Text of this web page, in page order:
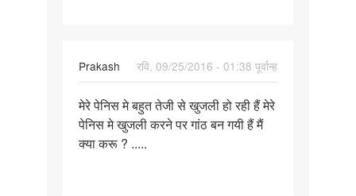
Prakash
रवि, 09/25/2016 - 01:38 पूर्वान्ह
मेरे
पेनिस
मे
मेरे पेनिस मे बहुत तेजी से खुजली हो रही हैं मेरे
पेनिस मे खुजली करने पर गांठ बन गयी हैं मैं
क्या करू ? .....